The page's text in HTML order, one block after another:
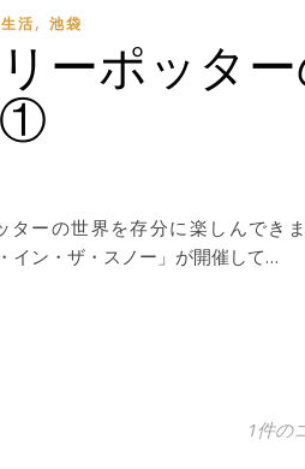
活, 池袋
ーポッタ
①
ーの世界を存分に楽しんできま
ン・ザ・スノー」が開催して…
1件の